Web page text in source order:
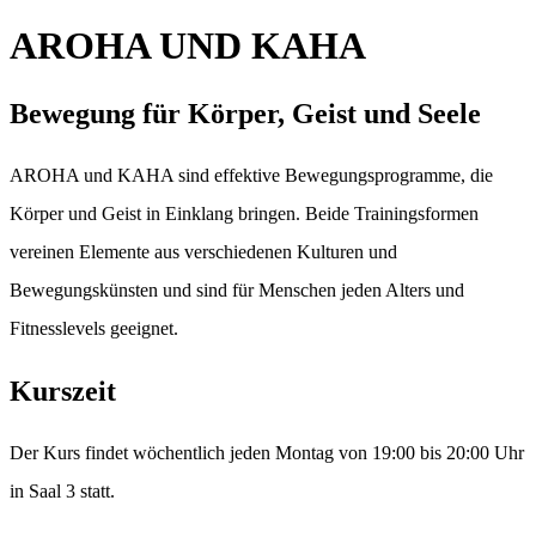
AROHA UND KAHA
Bewegung für Körper, Geist und Seele
AROHA und KAHA sind effektive Bewegungsprogramme, die
Körper und Geist in Einklang bringen. Beide Trainingsformen
vereinen Elemente aus verschiedenen Kulturen und
Bewegungskünsten und sind für Menschen jeden Alters und
Fitnesslevels geeignet.
Kurszeit
Der Kurs findet wöchentlich jeden Montag von 19:00 bis 20:00 Uhr
in Saal 3 statt.